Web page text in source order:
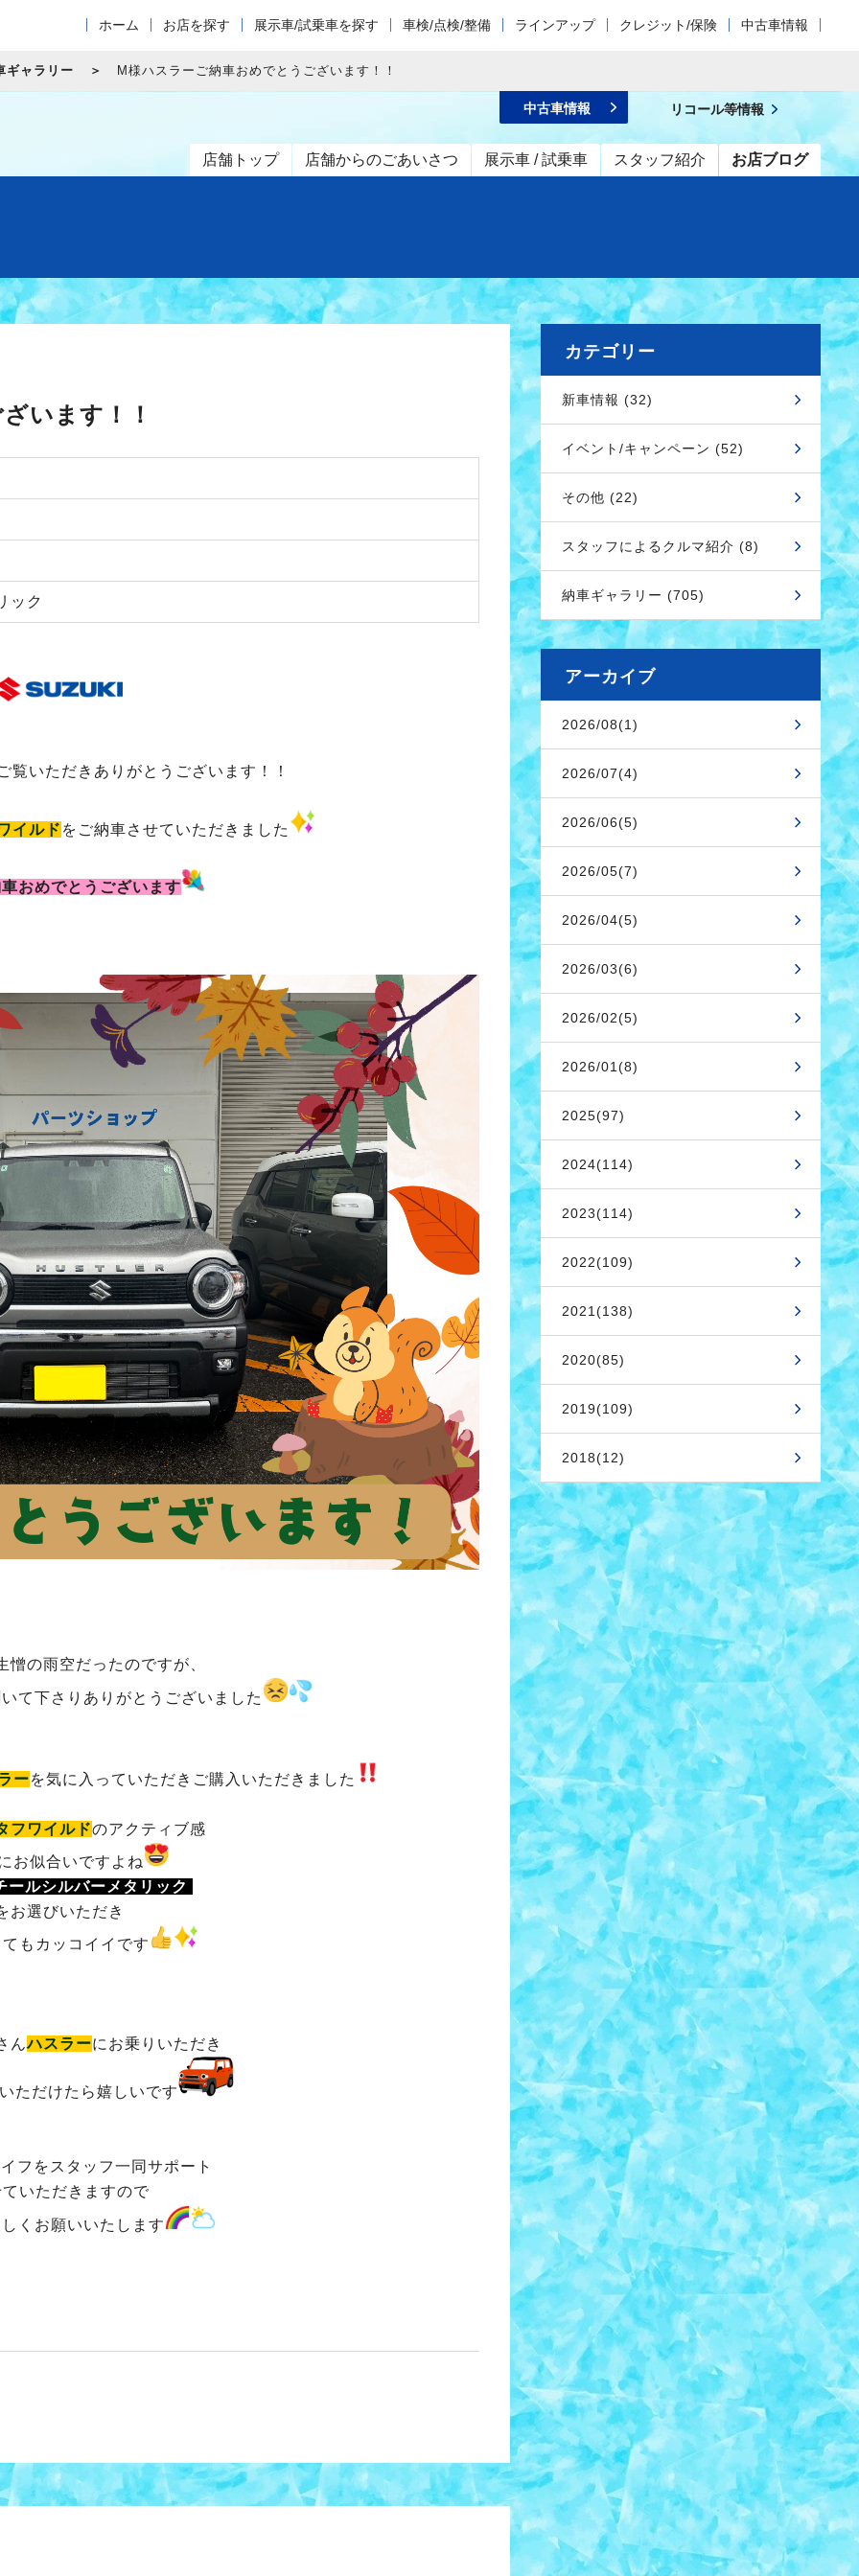
ホーム お店を探す 展示車/試乗車を探す 車検/点検/整備 ラインアップ クレジット/保険 中古車情報
ギャラリー M様ハスラーご納車おめでとうございます！！
店舗トップ 店舗からのごあいさつ 展示車 / 試乗車 スタッフ紹介 お店ブログ
中古車情報 リコール等情報
います！！
ック
覧いただきありがとうございます！！
イルド をご納車させていただきました
おめでとうございます
憎の雨空だったのですが、
て下さりありがとうございました
ーを気に入っていただきご購入いただきました
フワイルドのアクティブ感
お似合いですよね
ールシルバーメタリック
お選びいただき
もカッコイイです
んハスラーにお乗りいただき
ただけたら嬉しいです
フをスタッフ一同サポート
いただきますので
くお願いいたします
カテゴリー
新車情報 (32)
イベント/キャンペーン (52)
その他 (22)
スタッフによるクルマ紹介 (8)
納車ギャラリー (705)
アーカイブ
2026/08(1)
2026/07(4)
2026/06(5)
2026/05(7)
2026/04(5)
2026/03(6)
2026/02(5)
2026/01(8)
2025(97)
2024(114)
2023(114)
2022(109)
2021(138)
2020(85)
2019(109)
2018(12)